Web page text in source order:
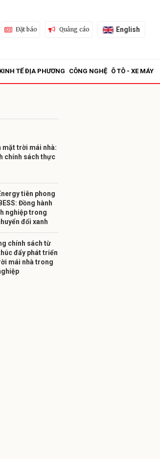
Đặt báo Quảng cáo English
KINH TẾ ĐỊA PHƯƠNG CÔNG NGHỆ Ô TÔ - XE MÁY
mặt trời mái nhà:
chính sách thực
tiên phong
Đồng hành
nghiệp trong
đổi xanh
chính sách từ
đẩy phát triển
mái nhà trong